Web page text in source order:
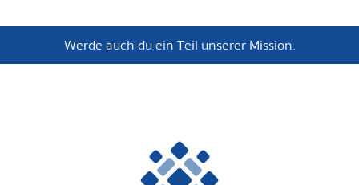
Werde auch du ein Teil unserer Mission.